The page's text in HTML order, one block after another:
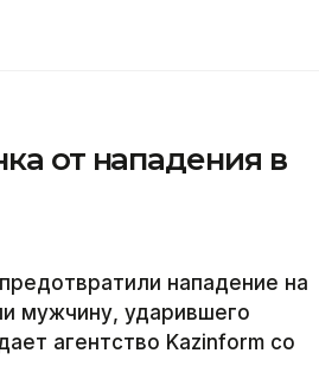
от нападения в
нападение на
мужчину, ударившего
агентство Kazinform со